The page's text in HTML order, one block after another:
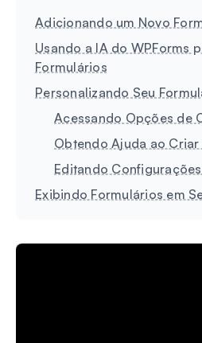
Adicionando um Novo
Usando a IA do WPForms
Formulários
Personalizando Seu
Acessando Opções de
Obtendo Ajuda ao Criar
Editando
Exibindo Formulários em